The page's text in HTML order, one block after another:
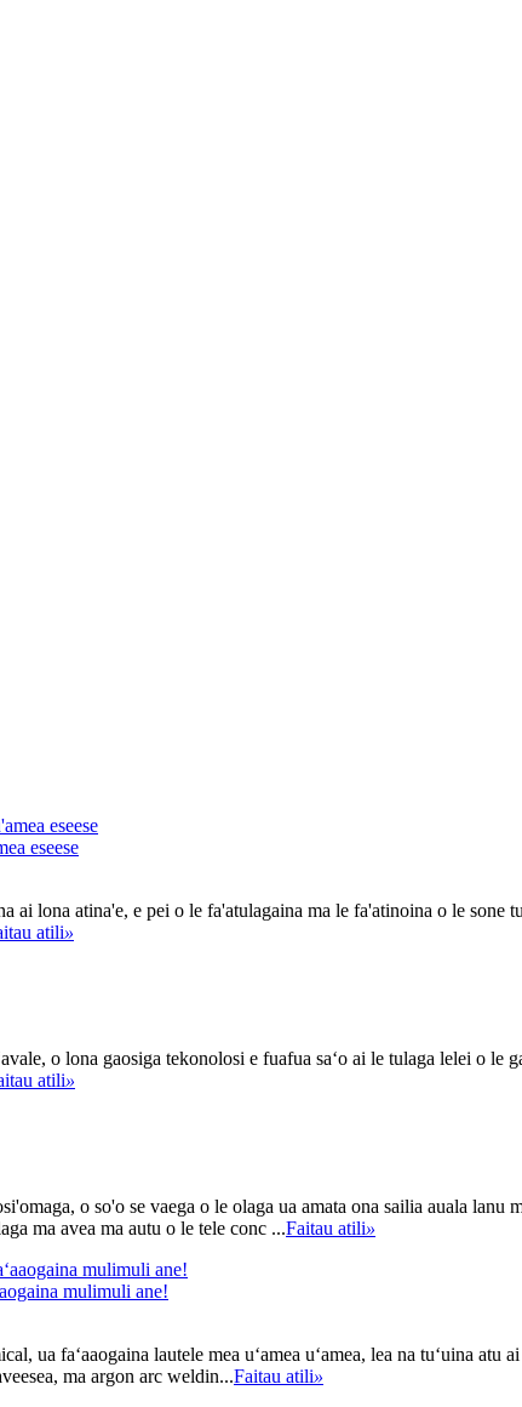
eseese
lona atina'e, e pei o le fa'atulagaina ma le fa'atinoina o le sone
atili»
o lona gaosiga tekonolosi e fuafua saʻo ai le tulaga lelei o le
atili»
o so'o se vaega o le olaga ua amata ona sailia auala lanu
ma avea ma autu o le tele conc ...Faitau atili»
mulimuli ane!
ua faʻaaogaina lautele mea uʻamea uʻamea, lea na tuʻuina
ma argon arc weldin...Faitau atili»